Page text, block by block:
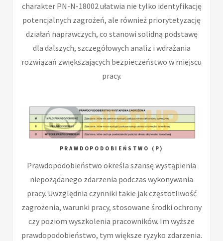
charakter PN-N-18002 ułatwia nie tylko identyfikację
potencjalnych zagrożeń, ale również priorytetyzację
działań naprawczych, co stanowi solidną podstawę
dla dalszych, szczegółowych analiz i wdrażania
rozwiązań zwiększających bezpieczeństwo w miejscu
pracy.
PRAWDOPODOBIEŃSTWO (P)
Prawdopodobieństwo określa szansę wystąpienia
niepożądanego zdarzenia podczas wykonywania
pracy. Uwzględnia czynniki takie jak częstotliwość
zagrożenia, warunki pracy, stosowane środki ochrony
czy poziom wyszkolenia pracowników. Im wyższe
prawdopodobieństwo, tym większe ryzyko zdarzenia.